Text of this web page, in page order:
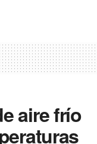
aire frío